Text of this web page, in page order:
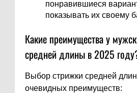
понравившиеся
показывать их своему
Какие преимущества у
средней длины в 2025
Выбор стрижки средней
очевидных преимуществ: